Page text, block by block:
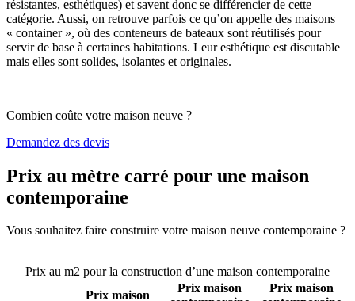
résistantes, esthétiques) et savent donc se différencier de cette
catégorie. Aussi, on retrouve parfois ce qu’on appelle des maisons
« container », où des conteneurs de bateaux sont réutilisés pour
servir de base à certaines habitations. Leur esthétique est discutable
mais elles sont solides, isolantes et originales.
Combien coûte votre maison neuve ?
Demandez des devis
Prix au mètre carré pour une maison
contemporaine
Vous souhaitez faire construire votre maison neuve contemporaine ?
Prix au m2 pour la construction d’une maison contemporaine
Prix maison
Prix maison
Prix maison